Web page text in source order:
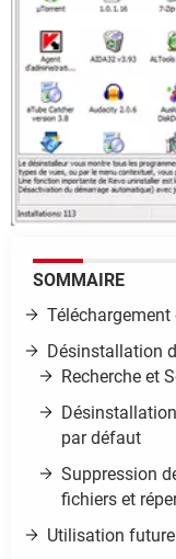
SOMMAIRE
Désinstallation
Recherche et
par défaut
Suppression
fichiers et
Utilisation